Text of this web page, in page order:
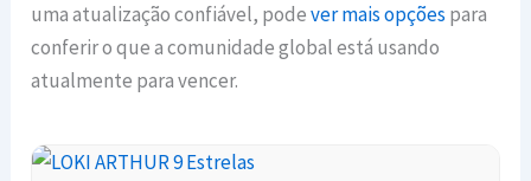
uma atualização confiável, podever mais opções para
conferir o que a comunidade global está usando
atualmente para vencer.